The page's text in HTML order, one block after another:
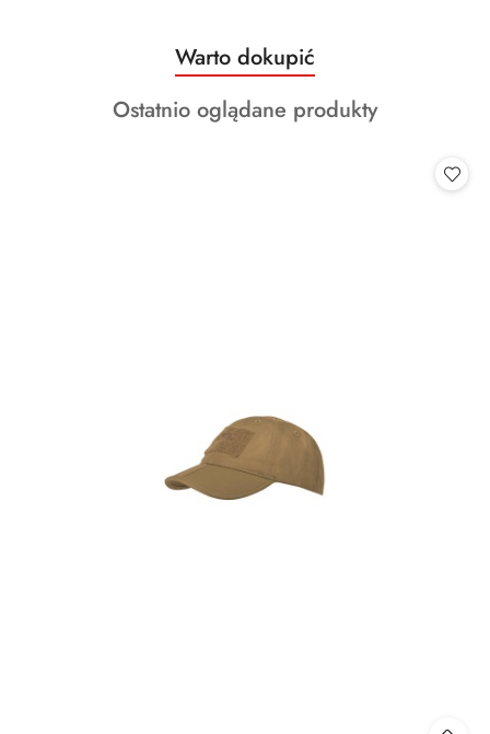
Pomiń karuzelę produktów
Produkty
o
statusie:
Warto dokupić
Produkty
Ostatnio oglądane produkty